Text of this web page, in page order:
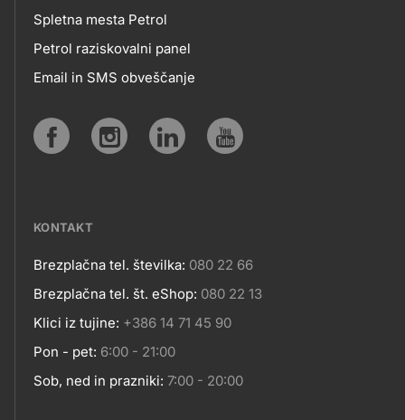
MOBILNE
APLIKACIJE
SPLETNA
Spletna mesta Petrol
Petrol raziskovalni panel
Email in SMS obveščanje
KONTAKT
Kontakt
Brezplačna tel. številka: 080 22 66
Brezplačna tel. št. eShop: 080 22 13
Klici iz tujine: +386 14 71 45 90
Pon - pet: 6:00 - 21:00
Sob, ned in prazniki: 7:00 - 20:00